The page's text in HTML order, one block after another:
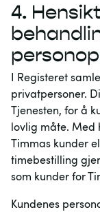
4.
I Registeret
privatpersoner.
Tjenesten, for å
lovlig måte. Med
Timmas kunder
timebestilling
som kunder for
Kundenes